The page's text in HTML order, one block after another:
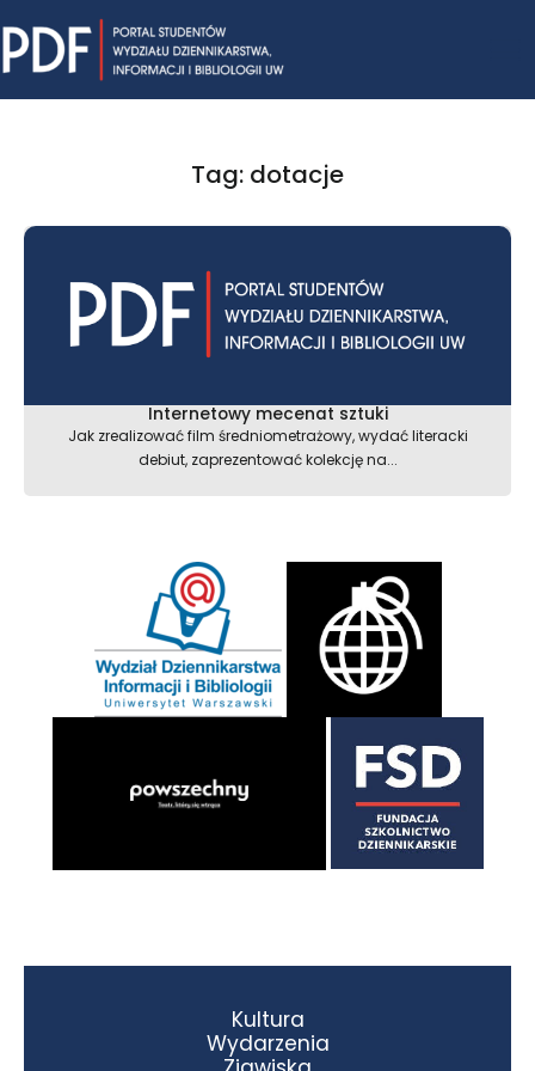
to
content
Tag: dotacje
Internetowy mecenat sztuki
Jak zrealizować film średniometrażowy, wydać literacki
debiut, zaprezentować kolekcję na...
Kultura
Wydarzenia